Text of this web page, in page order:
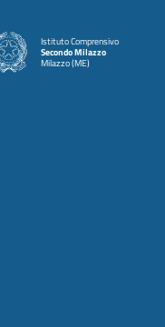
Istituto Comprensivo
Secondo Milazzo
Milazzo (ME)